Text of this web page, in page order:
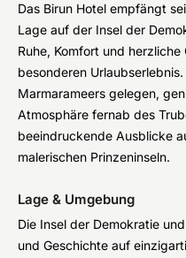
Das Birun Hotel empfängt
Lage auf der Insel der
Ruhe, Komfort und
besonderen
Marmarameers gelegen,
Atmosphäre fernab des
beeindruckende Ausblicke
malerischen Prinzeninseln.
Lage & Umgebung
Die Insel der Demokratie
und Geschichte auf